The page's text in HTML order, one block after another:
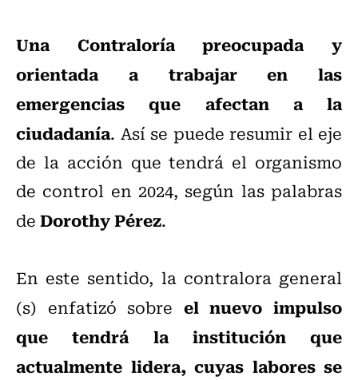
Una Contraloría preocupada y
orientada a trabajar en las
emergencias que afectan a la
ciudadanía. Así se puede resumir el eje
de la acción que tendrá el organismo
de control en 2024, según las palabras
deDorothy Pérez.
En este sentido, la contralora general
(s) enfatizó sobre el nuevo impulso
que tendrá la institución que
actualmente lidera, cuyas labores se